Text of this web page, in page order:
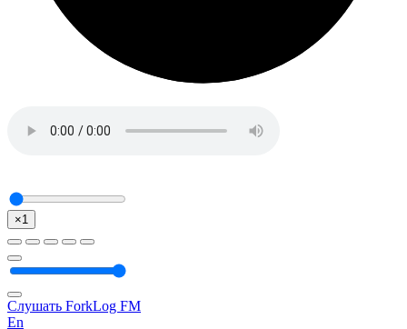
×1
Слушать ForkLog FM
En